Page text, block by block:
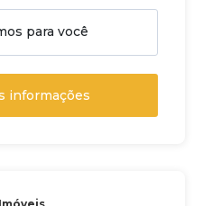
para você
informações